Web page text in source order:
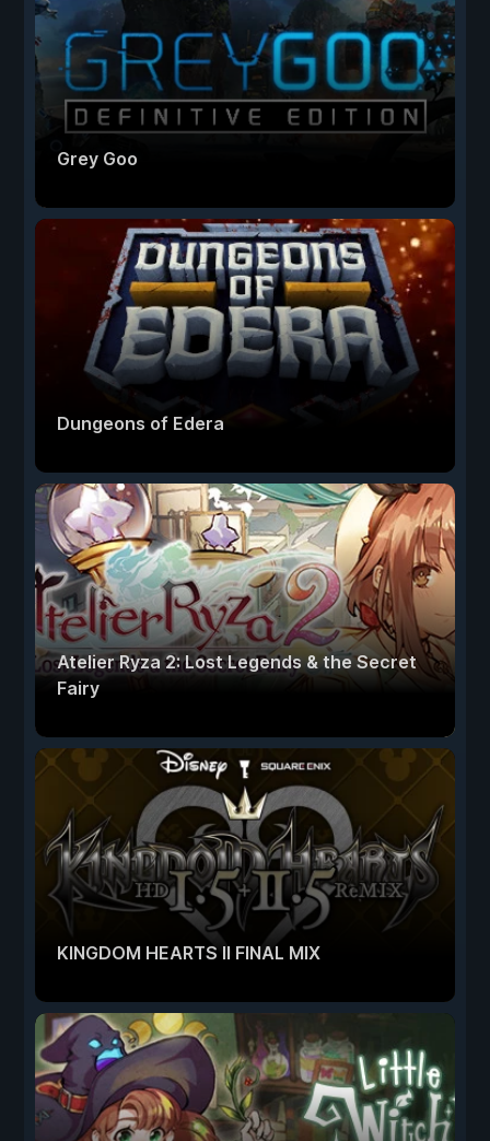
Grey Goo
Dungeons of Edera
Atelier Ryza 2: Lost Legends & the Secret
Fairy
KINGDOM HEARTS II FINAL MIX